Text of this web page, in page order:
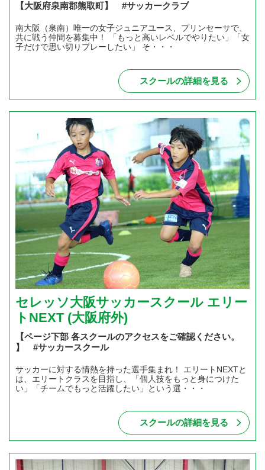
【大阪府泉南郡熊取町】 #サッカークラブ
南大阪（泉南）唯一の女子ジュニアユース、プリンセーサで、
共に戦う仲間を募集中！ 「もっと高いレベルでやりたい」「女
子だけで思い切りプレーしたい」 そ・・・
スクールの詳細を見る
セレッソ大阪サッカースクール エリー
トNEXT (大阪府外)
【ページ下部 各スクールのアクセスをご確認ください。
】 #サッカースクール
サッカーに対する情熱を持った選手集まれ！ エリートNEXTと
は、エリートクラスを目指し、「個人技をもっと身につけた
い」「チームでもっと活躍したい」という選・・・
スクールの詳細を見る